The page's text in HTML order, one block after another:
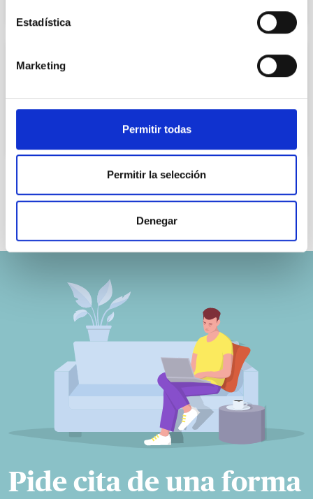
Estadística
Marketing
Permitir todas
Permitir la selección
Denegar
ESPECIALISTA EN ODONTOLOGÍA GENERAL
Anterior
Pide cita de una forma